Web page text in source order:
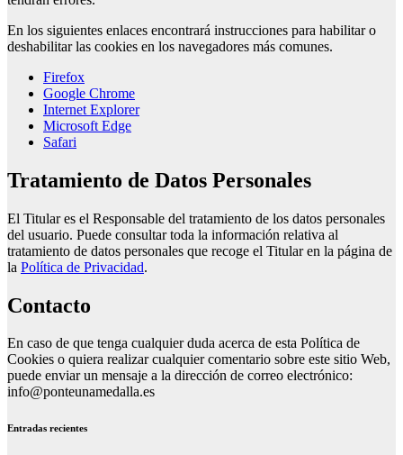
En los siguientes enlaces encontrará instrucciones para habilitar o
deshabilitar las cookies en los navegadores más comunes.
Firefox
Google Chrome
Internet Explorer
Microsoft Edge
Safari
Tratamiento de Datos Personales
El Titular es el Responsable del tratamiento de los datos personales
del usuario. Puede consultar toda la información relativa al
tratamiento de datos personales que recoge el Titular en la página de
la Política de Privacidad.
Contacto
En caso de que tenga cualquier duda acerca de esta Política de
Cookies o quiera realizar cualquier comentario sobre este sitio Web,
puede enviar un mensaje a la dirección de correo electrónico:
info@ponteunamedalla.es
Entradas recientes